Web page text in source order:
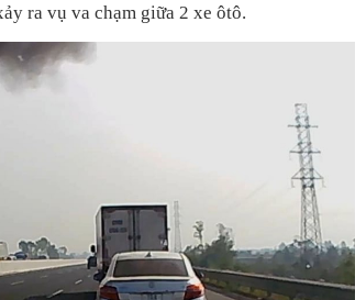
ra vụ va chạm giữa 2 xe ôtô.